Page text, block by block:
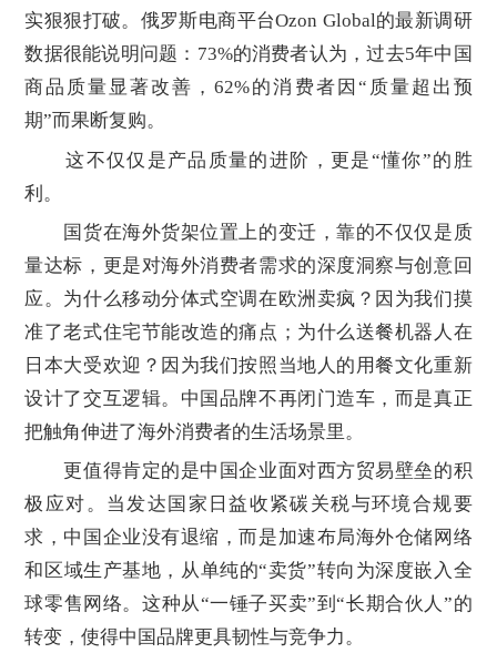
实狠狠打破。俄罗斯电商平台Ozon Global的最新调研
数据很能说明问题：73%的消费者认为，过去5年中国
商品质量显著改善，62%的消费者因“质量超出预
期”而果断复购。
这不仅仅是产品质量的进阶，更是“懂你”的胜
利。
国货在海外货架位置上的变迁，靠的不仅仅是质
量达标，更是对海外消费者需求的深度洞察与创意回
应。为什么移动分体式空调在欧洲卖疯？因为我们摸
准了老式住宅节能改造的痛点；为什么送餐机器人在
日本大受欢迎？因为我们按照当地人的用餐文化重新
设计了交互逻辑。中国品牌不再闭门造车，而是真正
把触角伸进了海外消费者的生活场景里。
更值得肯定的是中国企业面对西方贸易壁垒的积
极应对。当发达国家日益收紧碳关税与环境合规要
求，中国企业没有退缩，而是加速布局海外仓储网络
和区域生产基地，从单纯的“卖货”转向为深度嵌入全
球零售网络。这种从“一锤子买卖”到“长期合伙人”的
转变，使得中国品牌更具韧性与竞争力。